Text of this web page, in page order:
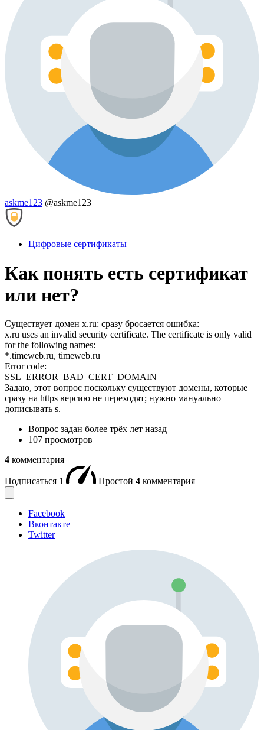
askme123 @askme123
Цифровые сертификаты
Как понять есть сертификат
или нет?
Существует домен x.ru: сразу бросается ошибка:
x.ru uses an invalid security certificate. The certificate is only valid
for the following names:
*.timeweb.ru, timeweb.ru
Error code:
SSL_ERROR_BAD_CERT_DOMAIN
Задаю, этот вопрос поскольку существуют домены, которые
сразу на https версию не переходят; нужно мануально
дописывать s.
Вопрос задан более трёх лет назад
107 просмотров
4 комментария
Подписаться 1 Простой 4 комментария
Facebook
Вконтакте
Twitter